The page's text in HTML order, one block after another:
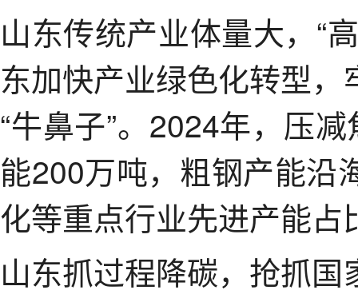
山东传统产业体量大，“
东加快产业绿色化转型
“牛鼻子”。2024年，压
能200万吨，粗钢产能沿
化等重点行业先进产能占
山东抓过程降碳，抢抓